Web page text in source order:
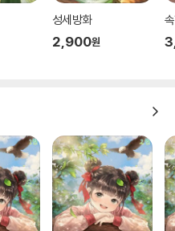
성세방화
2,900원